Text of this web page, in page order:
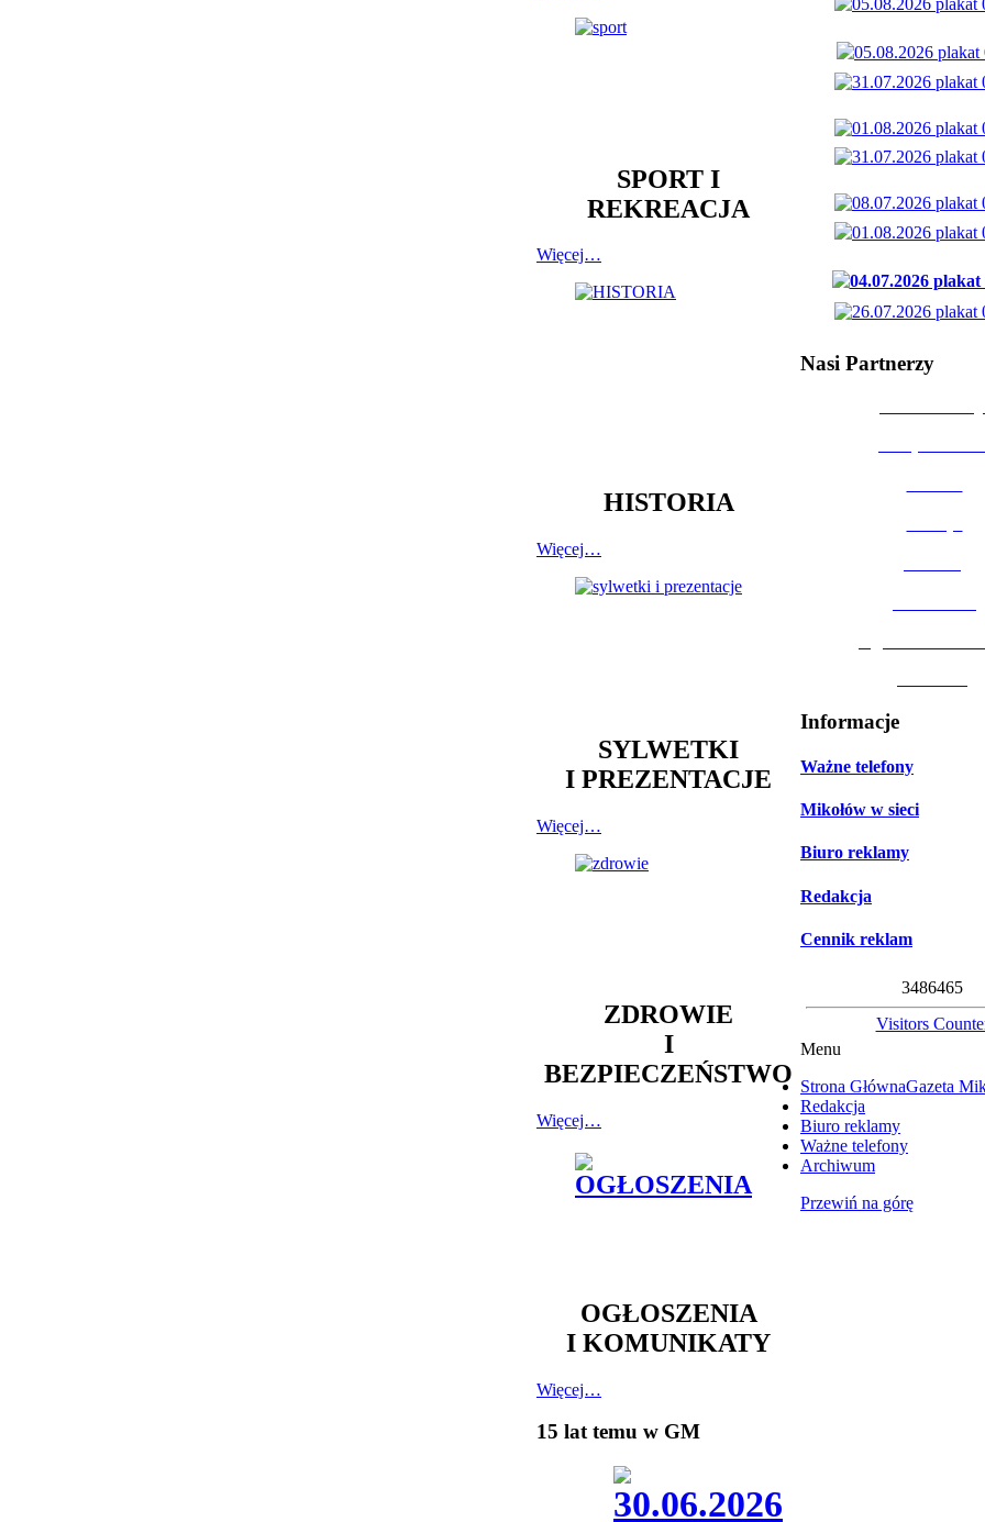
SPORT I
REKREACJA
Więcej…
HISTORIA
Więcej…
SYLWETKI
I PREZENTACJE
Więcej…
ZDROWIE
I
BEZPIECZEŃSTWO
Więcej…
OGŁOSZENIA
I KOMUNIKATY
Więcej…
15 lat temu w GM
Nasi Partnerzy
Informacje
Ważne telefony
Mikołów w sieci
Biuro reklamy
Redakcja
Cennik reklam
3486465
Visitors
Menu
Strona GłównaGazeta
Redakcja
Biuro reklamy
Ważne telefony
Archiwum
Przewiń na górę